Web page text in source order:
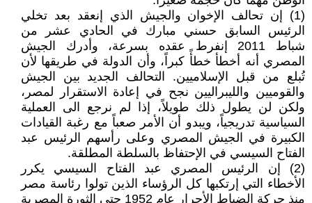
(1) إن تحالف الإخوان والجيش الذي إنعقد بعد تخلي
الرئيس السابق حسني مبارك في الحادي عشر من
شباط 2011 إنفرط عقده بسرعة، وأدرك الجيش
المصري أنه أخطأ خطأً كبراً، وأن الدولة في طريقها لأن
تُبلع من قبل الإسلاميين. التحالف الجديد بين الجيش
والقوميين والليبراليين نجح في إعادة الاستقرار لمصر،
ولكن لن يطول ذلك طويلاً، إذا لم نرجع الى العملية
السياسية تدريجياً، ويبدو أن الأمر صعباً مع رغبة القيادات
الكبيرة في الجيش المصري وعلى رأسهم الرئيس عبد
الفتاح السيسي في الإحتفاظ بالسلطة المطلقة.
(2) إن الرئيس المصري عبد الفتاح السيسي يكرر
الأخطاء التي إرتكبها كل الرؤساء الذين تولوا رئاسة مصر
منذ حركة الضباط الأحرار عام 1952 حتى الثورة المصرية